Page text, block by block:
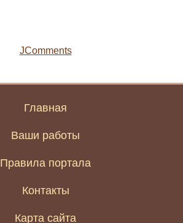
JComments
Главная
Ваши работы
Правила портала
Контакты
Карта сайта